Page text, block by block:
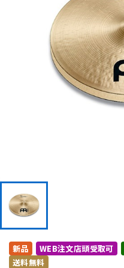
キーボード
管楽器
配信/ライブ機器
新品 WEB注文店頭受取可
送料無料